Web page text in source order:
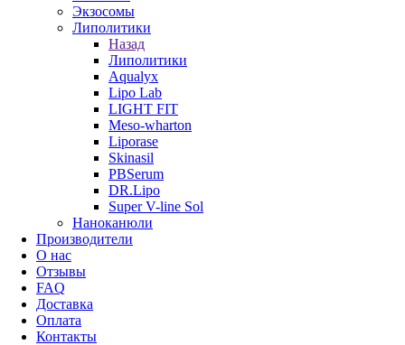
Экзосомы
Липолитики
Назад
Липолитики
Aqualyx
Lipo Lab
LIGHT FIT
Meso-wharton
Liporase
Skinasil
PBSerum
DR.Lipo
Super V-line Sol
Наноканюли
Производители
О нас
Отзывы
FAQ
Доставка
Оплата
Контакты